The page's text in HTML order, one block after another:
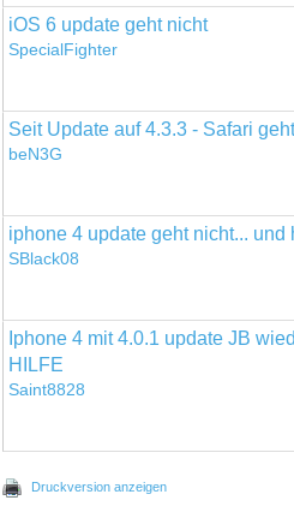
iOS 6 update geht nicht
SpecialFighter
Seit Update auf 4.3.3 - Safari
beN3G
iphone 4 update geht nicht...
SBlack08
Iphone 4 mit 4.0.1 update JB
HILFE
Saint8828
Druckversion anzeigen